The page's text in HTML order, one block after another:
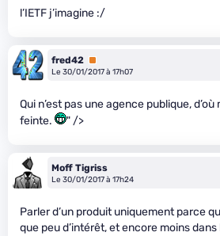
l’IETF j’imagine :/
fred42 Premium
Le 30/01/2017 à 17h07
Qui n’est pas une agence publique,
feinte.
" />
Moff Tigriss
Le 30/01/2017 à 17h24
Parler d’un produit uniquement parce
que peu d’intérêt, et encore moins